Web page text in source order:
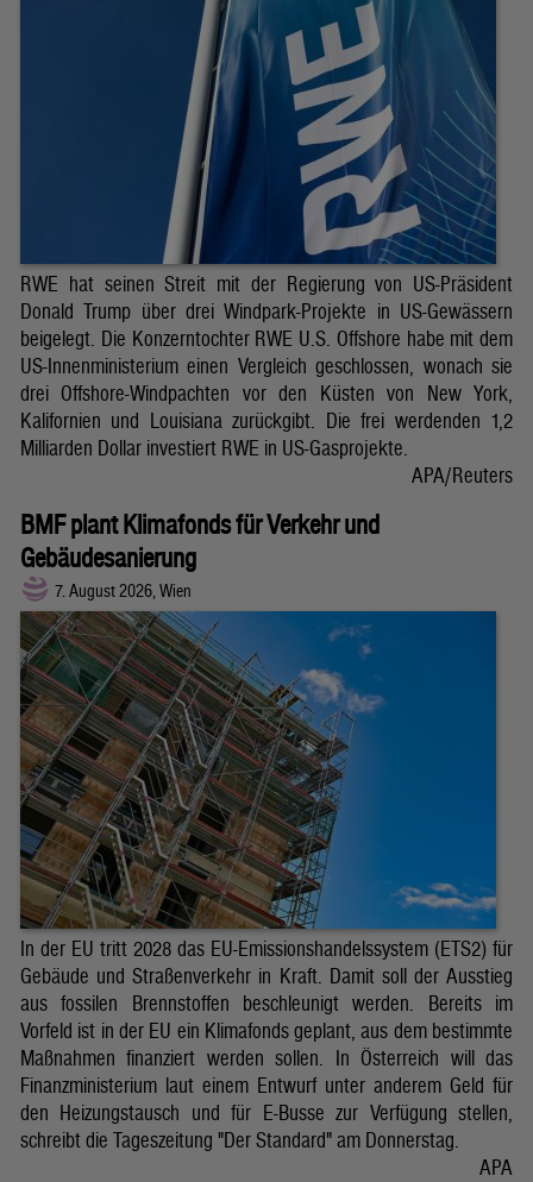
RWE hat seinen Streit mit der Regierung von US-Präsident
Donald Trump über drei Windpark-Projekte in US-Gewässern
beigelegt. Die Konzerntochter RWE U.S. Offshore habe mit dem
US-Innenministerium einen Vergleich geschlossen, wonach sie
drei Offshore-Windpachten vor den Küsten von New York,
Kalifornien und Louisiana zurückgibt. Die frei werdenden 1,2
Milliarden Dollar investiert RWE in US-Gasprojekte.
APA/Reuters
BMF plant Klimafonds für Verkehr und
Gebäudesanierung
7. August 2026, Wien
In der EU tritt 2028 das EU-Emissionshandelssystem (ETS2) für
Gebäude und Straßenverkehr in Kraft. Damit soll der Ausstieg
aus fossilen Brennstoffen beschleunigt werden. Bereits im
Vorfeld ist in der EU ein Klimafonds geplant, aus dem bestimmte
Maßnahmen finanziert werden sollen. In Österreich will das
Finanzministerium laut einem Entwurf unter anderem Geld für
den Heizungstausch und für E-Busse zur Verfügung stellen,
schreibt die Tageszeitung "Der Standard" am Donnerstag.
APA